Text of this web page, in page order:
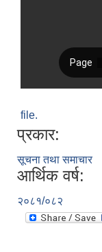
file.
प्रकार:
सूचना तथा समाचार
आर्थिक वर्ष:
२०८१/०८२